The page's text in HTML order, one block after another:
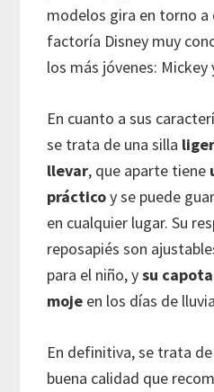
modelos gira en torno a
factoría Disney muy
los más jóvenes: Mickey
En cuanto a sus
se trata de una silla
llevar, que aparte tiene
prácticoy se puede
en cualquier lugar. Su
reposapiés son
para el niño, ysu
moje en los días de
En definitiva, se trata
buena calidad que